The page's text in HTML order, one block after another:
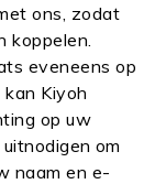
ons, zodat
koppelen.
eveneens op
Kiyoh
op uw
om
naam en e-